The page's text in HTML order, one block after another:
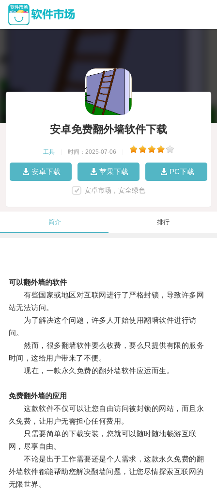
安卓免费翻外墙软件下载
工具 时间：2025-07-06
安卓下载 苹果下载 PC下载
安卓市场，安全绿色
简介 排行
可以翻外墙的软件
有些国家或地区对互联网进行了严格封锁，导致许多网
站无法访问。
为了解决这个问题，许多人开始使用翻墙软件进行访
问。
然而，很多翻墙软件要么收费，要么只提供有限的服务
时间，这给用户带来了不便。
现在，一款永久免费的翻外墙软件应运而生。
免费翻外墙的应用
这款软件不仅可以让您自由访问被封锁的网站，而且永
久免费，让用户无需担心任何费用。
只需要简单的下载安装，您就可以随时随地畅游互联
网，尽享自由。
不论是出于工作需要还是个人需求，这款永久免费的翻
外墙软件都能帮助您解决翻墙问题，让您尽情探索互联网的
无限世界。